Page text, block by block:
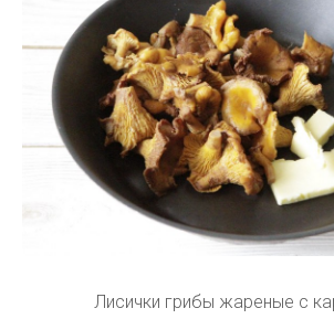
Лисички грибы жареные с